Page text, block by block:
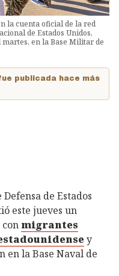
la cuenta oficial de la red
de Estados Unidos,
en la Base Militar de
publicada hace más
de Estados
este jueves un
migrantes
y
en la Base Naval de